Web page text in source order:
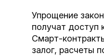
Упрощение
получат доступ
Смарт-
залог, расчеты